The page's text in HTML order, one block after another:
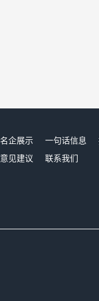
名企展示 一句话信息
意见建议 联系我们